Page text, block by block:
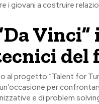
i giovani a costruire
Vinci”
del
al progetto “Talent for
per
e di problem